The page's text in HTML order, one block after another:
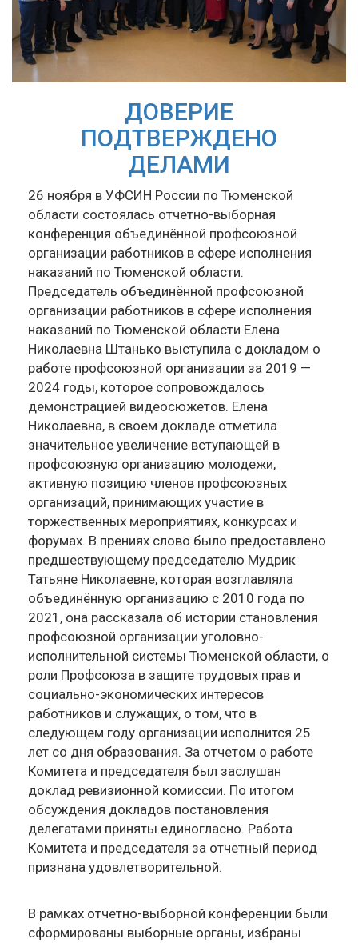
ДОВЕРИЕ
ПОДТВЕРЖДЕНО
ДЕЛАМИ
26 ноября в УФСИН России по Тюменской
области состоялась отчетно-выборная
конференция объединённой профсоюзной
организации работников в сфере исполнения
наказаний по Тюменской области.
Председатель объединённой профсоюзной
организации работников в сфере исполнения
наказаний по Тюменской области Елена
Николаевна Штанько выступила с докладом о
работе профсоюзной организации за 2019 —
2024 годы, которое сопровождалось
демонстрацией видеосюжетов. Елена
Николаевна, в своем докладе отметила
значительное увеличение вступающей в
профсоюзную организацию молодежи,
активную позицию членов профсоюзных
организаций, принимающих участие в
торжественных мероприятиях, конкурсах и
форумах. В прениях слово было предоставлено
предшествующему председателю Мудрик
Татьяне Николаевне, которая возглавляла
объединённую организацию с 2010 года по
2021, она рассказала об истории становления
профсоюзной организации уголовно-
исполнительной системы Тюменской области, о
роли Профсоюза в защите трудовых прав и
социально-экономических интересов
работников и служащих, о том, что в
следующем году организации исполнится 25
лет со дня образования. За отчетом о работе
Комитета и председателя был заслушан
доклад ревизионной комиссии. По итогом
обсуждения докладов постановления
делегатами приняты единогласно. Работа
Комитета и председателя за отчетный период
признана удовлетворительной.
В рамках отчетно-выборной конференции были
сформированы выборные органы, избраны